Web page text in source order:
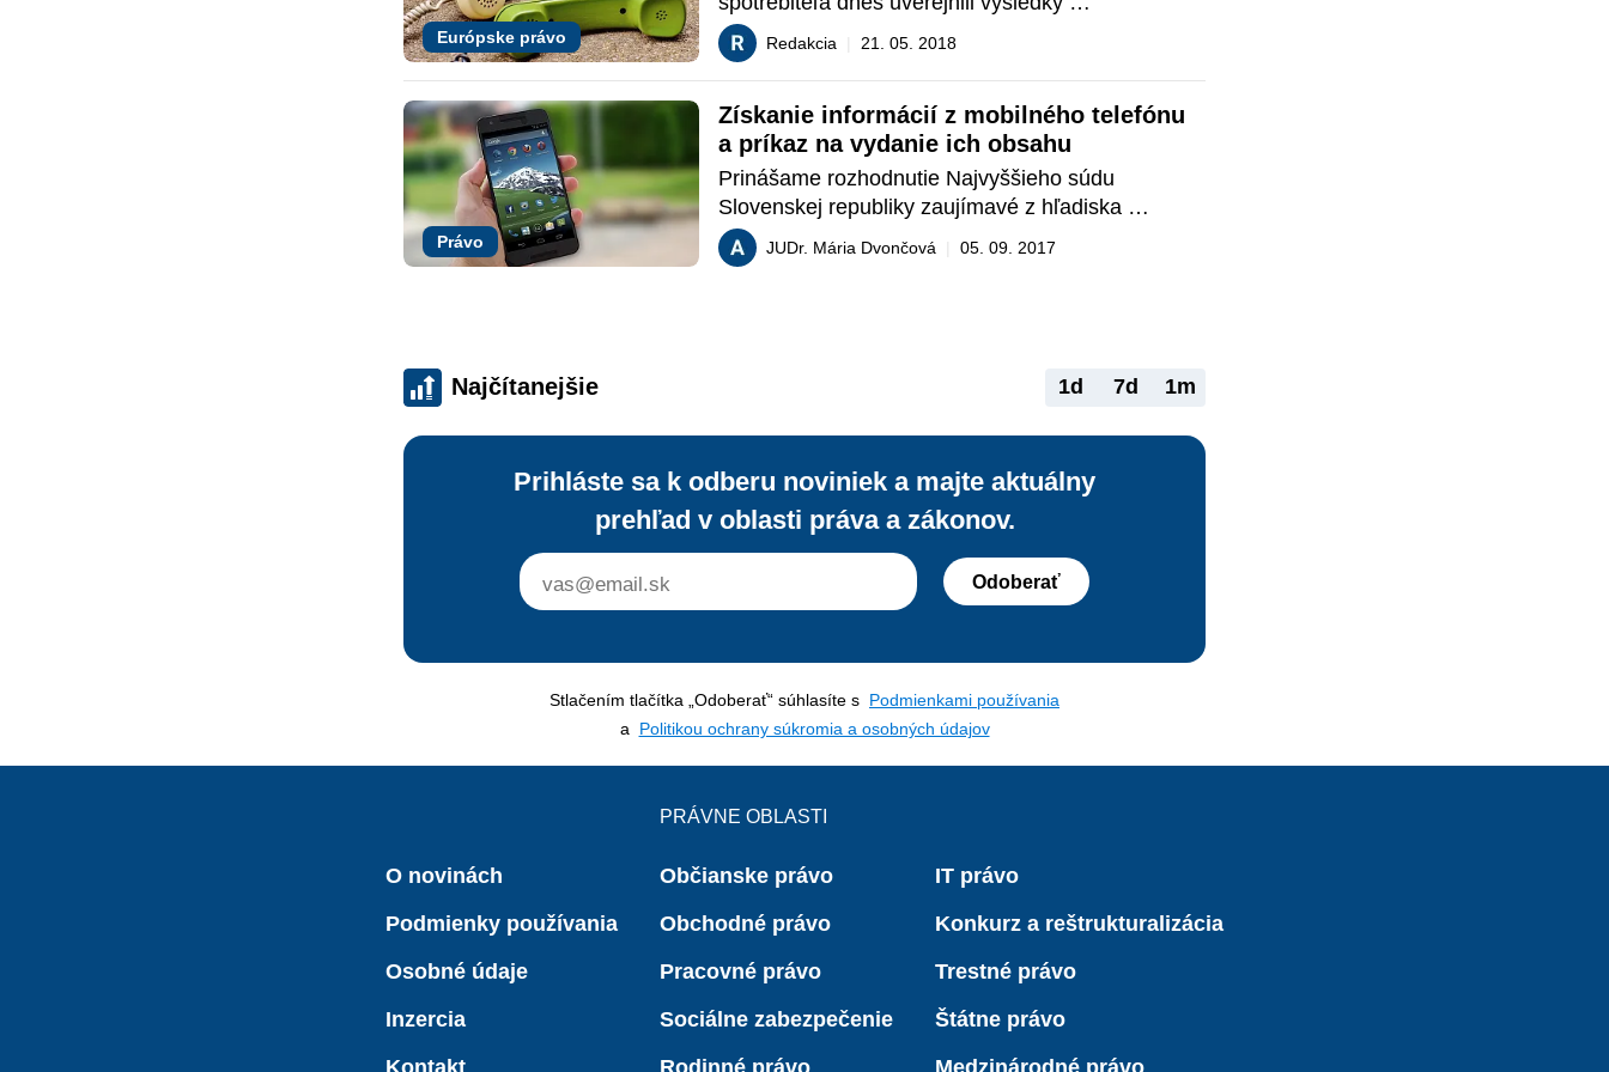
Európske právo
celoeurópskeho skríningu 207 webových lokalít,
ktoré ponúkajú služby telefonovania v
pevnej/mobilnej sieti, internetu či audio a video
streamingu.
Redakcia 21. 05. 2018
Právo
Získanie informácií z mobilného telefónu
a príkaz na vydanie ich obsahu
Prinášame rozhodnutie Najvyššieho súdu
Slovenskej republiky zaujímavé z hľadiska
procesných úkonov pri získavaní dôkazov
z odňatého, resp. vydaného mobilného telefónu
JUDr. Mária Dvončová 05. 09. 2017
Najčítanejšie 1d 7d 1m
Prihláste sa k odberu noviniek a majte aktuálny
prehľad v oblasti práva a zákonov.
Odoberať
Stlačením tlačítka „Odoberať“ súhlasíte s Podmienkami používania
a Politikou ochrany súkromia a osobných údajov
O novinách
Podmienky používania
Osobné údaje
Inzercia
PRÁVNE OBLASTI
Občianske právo
Obchodné právo
Pracovné právo
Sociálne zabezpečenie
IT právo
Konkurz a reštrukturalizácia
Trestné právo
Štátne právo